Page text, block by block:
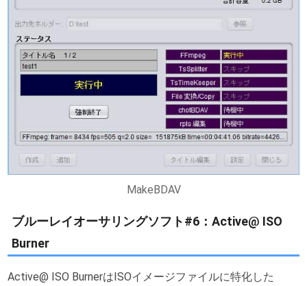
MakeBDAV
ブルーレイオーサリングソフト#6：Active@ ISO
Burner
Active@ ISO BurnerはISOイメージファイルに特化した